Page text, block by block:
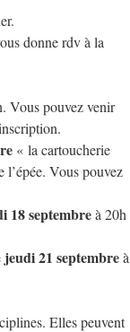
donne rdv à la
Vous pouvez venir
« la cartoucherie
l’épée. Vous pouvez
18 septembreà 20h
jeudi 21 septembreà
Elles peuvent